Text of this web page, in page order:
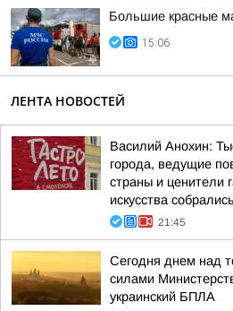
Большие красные
15:06
ЛЕНТА НОВОСТЕЙ
Василий Анохин:
города, ведущие
страны и ценители
искусства
21:45
Сегодня днем над
силами
украинский БПЛА